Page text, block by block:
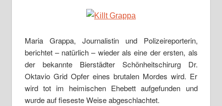
Maria Grappa, Journalistin und Polizeireporterin,
berichtet – natürlich – wieder als eine der ersten, als
der bekannte Bierstädter Schönheitschirurg Dr.
Oktavio Grid Opfer eines brutalen Mordes wird. Er
wird tot im heimischen Ehebett aufgefunden und
wurde auf fieseste Weise abgeschlachtet.